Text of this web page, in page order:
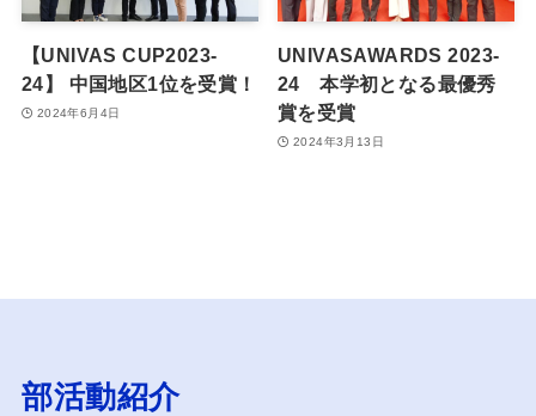
【UNIVAS CUP2023-
24】 中国地区1位を受賞！
2024年6月4日
UNIVASAWARDS 2023-
24 本学初となる最優秀
賞を受賞
2024年3月13日
部活動紹介